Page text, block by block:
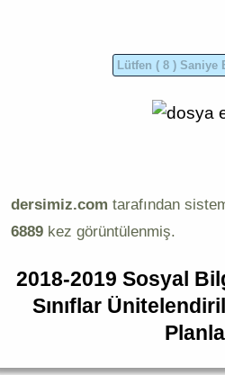
dersimiz.com tarafından
6889 kez görüntülenmiş.
2018-2019 Sosyal
Sınıflar